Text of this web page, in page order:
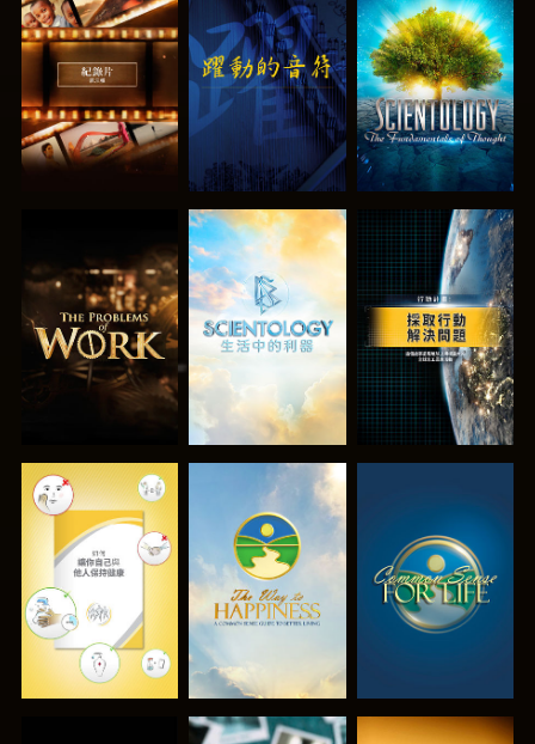
探索系列節目 觀看 探索系列節目
探索系列節目 探索系列節目 觀看
觀看 觀看 觀看